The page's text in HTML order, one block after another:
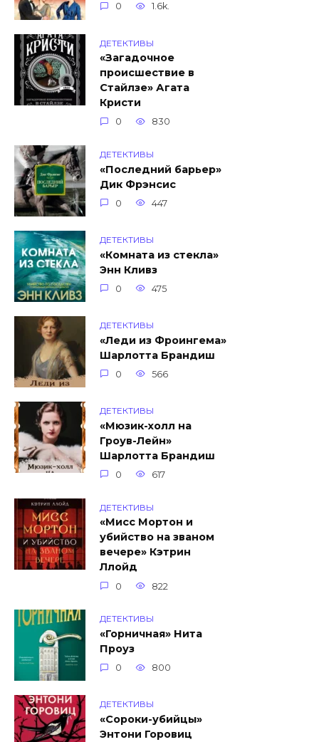
0 1.6k.
ДЕТЕКТИВЫ
«Загадочное
происшествие в
Стайлзе» Агата
Кристи
0 830
ДЕТЕКТИВЫ
«Последний барьер»
Дик Фрэнсис
0 447
ДЕТЕКТИВЫ
«Комната из стекла»
Энн Кливз
0 475
ДЕТЕКТИВЫ
«Леди из Фроингема»
Шарлотта Брандиш
0 566
ДЕТЕКТИВЫ
«Мюзик-холл на
Гроув-Лейн»
Шарлотта Брандиш
0 617
ДЕТЕКТИВЫ
«Мисс Мортон и
убийство на званом
вечере» Кэтрин
Ллойд
0 822
ДЕТЕКТИВЫ
«Горничная» Нита
Проуз
0 800
ДЕТЕКТИВЫ
«Сороки-убийцы»
Энтони Горовиц